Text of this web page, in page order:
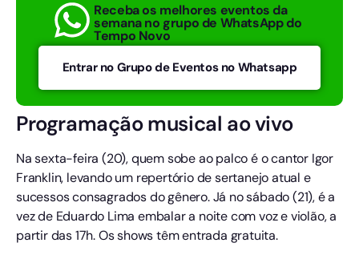
Receba os melhores eventos da
semana no grupo de WhatsApp do
Tempo Novo
Entrar no Grupo de Eventos no Whatsapp
Programação musical ao vivo
Na sexta-feira (20), quem sobe ao palco é o cantor Igor
Franklin, levando um repertório de sertanejo atual e
sucessos consagrados do gênero. Já no sábado (21), é a
vez de Eduardo Lima embalar a noite com voz e violão, a
partir das 17h. Os shows têm entrada gratuita.